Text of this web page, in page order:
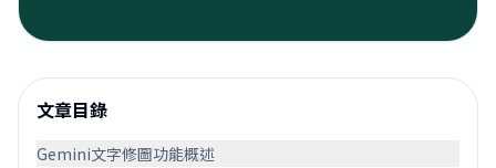
文章目錄
Gemini文字修圖功能概述